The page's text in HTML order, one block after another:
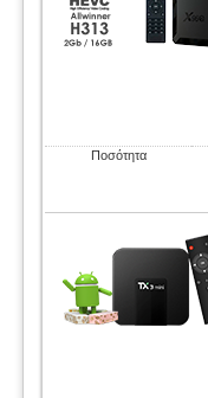
Ποσότητα